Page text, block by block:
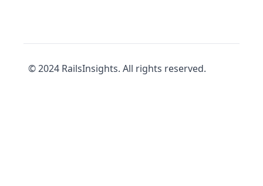
© 2024 RailsInsights. All rights reserved.